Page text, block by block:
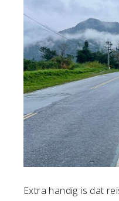
Extra handig is dat